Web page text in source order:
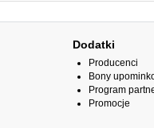
Dodatki
Producenci
Bony
Program
Promocje